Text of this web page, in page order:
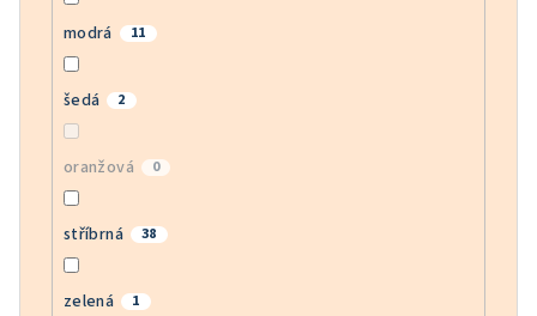
modrá 11
šedá 2
oranžová 0
stříbrná 38
zelená 1